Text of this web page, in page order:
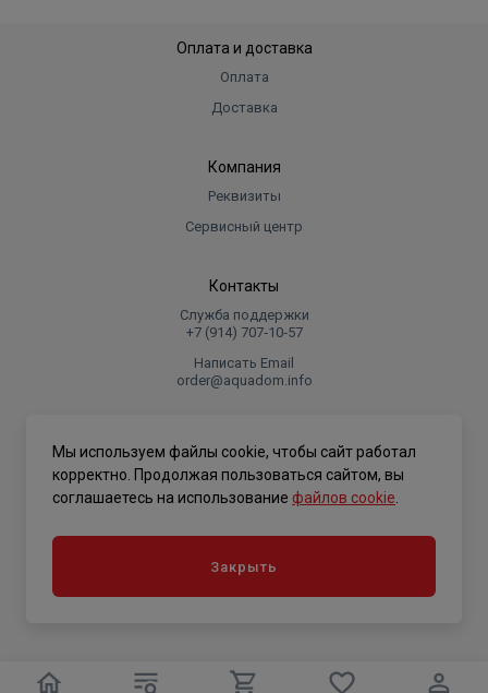
Оплата и доставка
Оплата
Доставка
Компания
Реквизиты
Сервисный центр
Контакты
Служба поддержки
+7 (914) 707‑10‑57
Написать Email
order@aquadom.info
.
Мы используем файлы cookie, чтобы сайт работал
корректно. Продолжая пользоваться сайтом, вы
соглашаетесь на использование файлов cookie
Закрыть